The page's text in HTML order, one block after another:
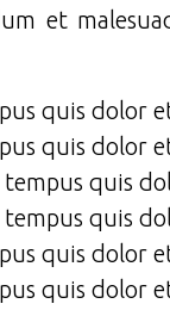
et
quis dolor
quis dolor
quis
quis
quis dolor
quis dolor